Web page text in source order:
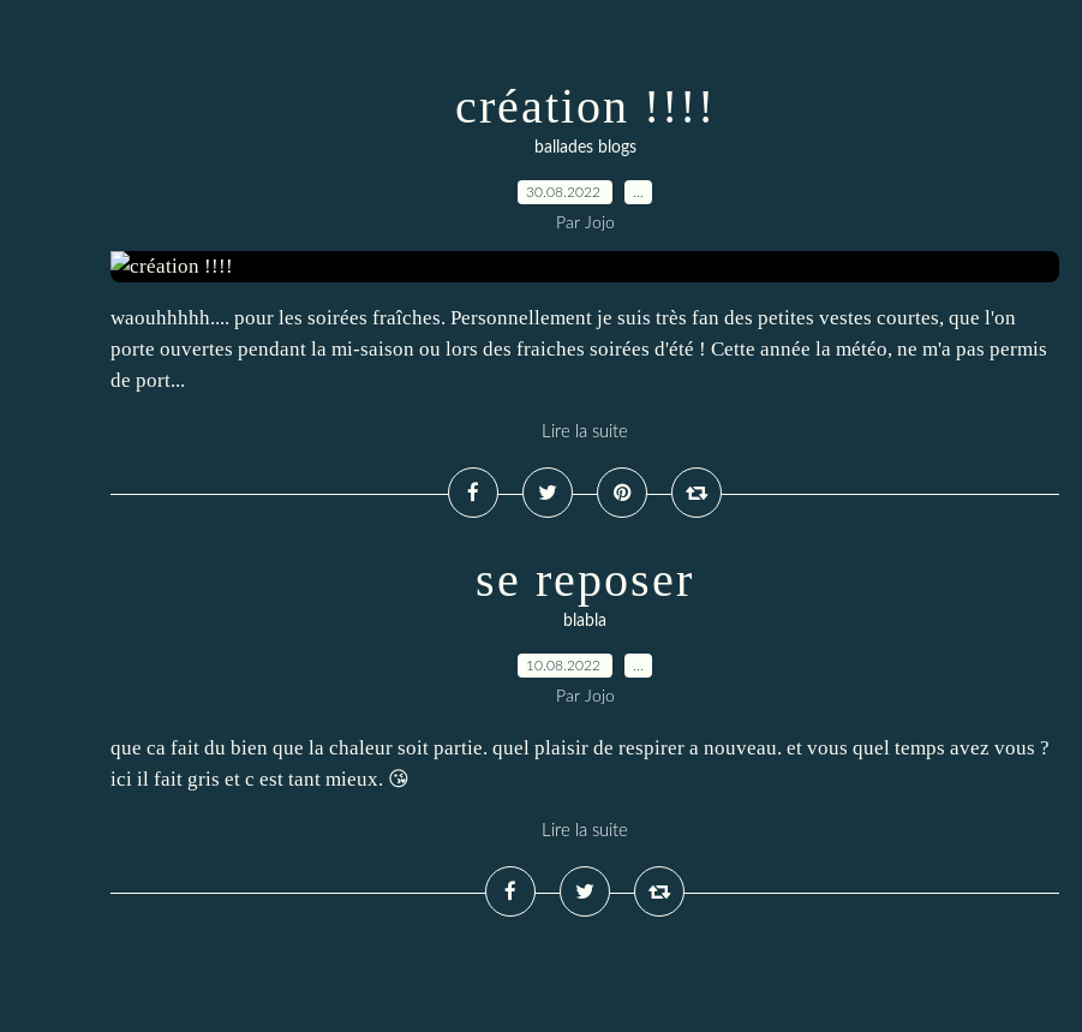
création !!!!
ballades blogs
30.08.2022
Par Jojo
waouhhhhh.... pour les soirées fraîches. Personnellement je suis très fan des petites vestes courtes, que l'on
porte ouvertes pendant la mi-saison ou lors des fraiches soirées d'été ! Cette année la météo, ne m'a pas permis
de port...
Lire la suite
se reposer
blabla
10.08.2022
Par Jojo
que ca fait du bien que la chaleur soit partie. quel plaisir de respirer a nouveau. et vous quel temps avez vous ?
ici il fait gris et c est tant mieux. 😘
Lire la suite